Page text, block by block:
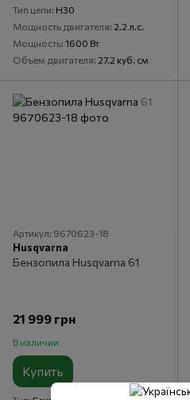
Тип цепи H30
Мощность двигателя 2.2 л.с.
Мощность 1600 Вт
Объем двигателя 27.2 куб. см
Артикул: 9670623-18
Husqvarna
Бензопила Husqvarna 61
21 999 грн
В наличии
Купить